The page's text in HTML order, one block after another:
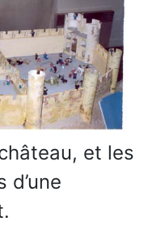
et les